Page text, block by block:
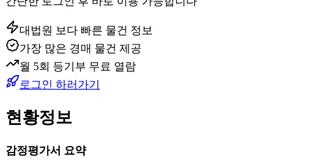
대법원 보다 빠른 물건 정보
가장 많은 경매 물건 제공
월 5회 등기부 무료 열람
로그인 하러가기
현황정보
감정평가서 요약